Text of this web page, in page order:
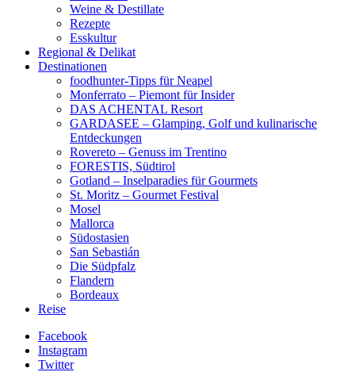
Weine & Destillate
Rezepte
Esskultur
Regional & Delikat
Destinationen
foodhunter-Tipps für Neapel
Monferrato – Piemont für Insider
DAS ACHENTAL Resort
GARDASEE – Glamping, Golf und kulinarische
Entdeckungen
Rovereto – Genuss im Trentino
FORESTIS, Südtirol
Gotland – Inselparadies für Gourmets
St. Moritz – Gourmet Festival
Mosel
Mallorca
Südostasien
San Sebastián
Die Südpfalz
Flandern
Bordeaux
Reise
Facebook
Instagram
Twitter